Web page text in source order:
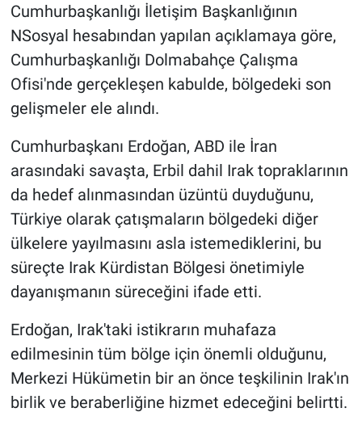
Cumhurbaşkanlığı İletişim Başkanlığının
NSosyal hesabından yapılan açıklamaya göre,
Cumhurbaşkanlığı Dolmabahçe Çalışma
Ofisi'nde gerçekleşen kabulde, bölgedeki son
gelişmeler ele alındı.
Cumhurbaşkanı Erdoğan, ABD ile İran
arasındaki savaşta, Erbil dahil Irak topraklarının
da hedef alınmasından üzüntü duyduğunu,
Türkiye olarak çatışmaların bölgedeki diğer
ülkelere yayılmasını asla istemediklerini, bu
süreçte Irak Kürdistan Bölgesi önetimiyle
dayanışmanın süreceğini ifade etti.
Erdoğan, Irak'taki istikrarın muhafaza
edilmesinin tüm bölge için önemli olduğunu,
Merkezi Hükümetin bir an önce teşkilinin Irak'ın
birlik ve beraberliğine hizmet edeceğini belirtti.